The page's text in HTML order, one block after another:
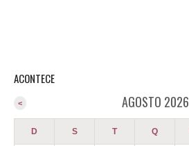
ACONTECE
AGOSTO 2026
<
D S T Q